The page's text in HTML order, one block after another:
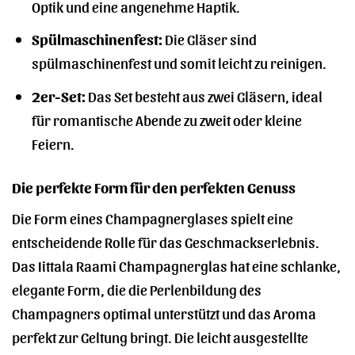
Optik und eine angenehme Haptik.
Spülmaschinenfest:Die Gläser sind
spülmaschinenfest und somit leicht zu reinigen.
2er-Set:Das Set besteht aus zwei Gläsern, ideal
für romantische Abende zu zweit oder kleine
Feiern.
Die perfekte Form für den perfekten Genuss
Die Form eines Champagnerglases spielt eine
entscheidende Rolle für das Geschmackserlebnis.
Das Iittala Raami Champagnerglas hat eine schlanke,
elegante Form, die die Perlenbildung des
Champagners optimal unterstützt und das Aroma
perfekt zur Geltung bringt. Die leicht ausgestellte